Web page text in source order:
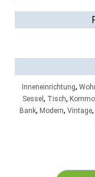
Inneneinrichtung,
Sessel , Tisch,
Bank, Modern, Vintage,